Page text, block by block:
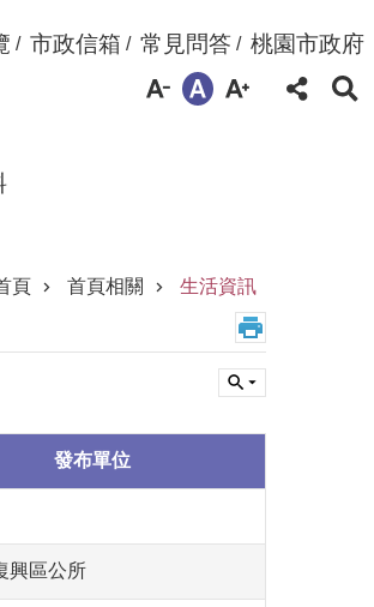
市政信箱 常見問答 桃園市政府
頁
首頁相關 生活資訊
發布單位
興區公所